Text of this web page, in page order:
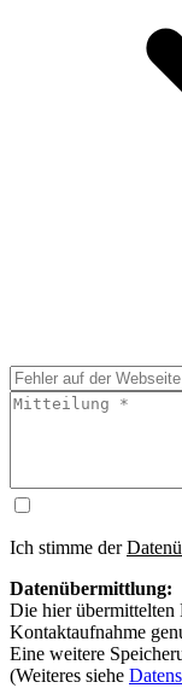
Ich stimme der
Datenübermittlung:
Die hier übermittelten
Kontaktaufnahme
Eine weitere
(Weiteres siehe